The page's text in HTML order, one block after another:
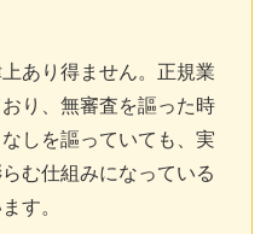
上あり得ません。正規業
り、無審査を謳った時
しを謳っていても、実
む仕組みになっている
す。